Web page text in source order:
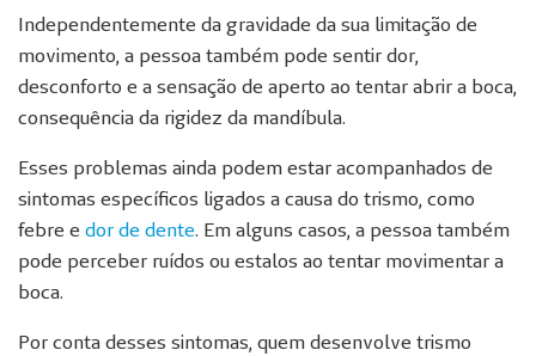
Independentemente da gravidade da sua limitação de
movimento, a pessoa também pode sentir dor,
desconforto e a sensação de aperto ao tentar abrir a boca,
consequência da rigidez da mandíbula.
Esses problemas ainda podem estar acompanhados de
sintomas específicos ligados a causa do trismo, como
febre e dor de dente. Em alguns casos, a pessoa também
pode perceber ruídos ou estalos ao tentar movimentar a
boca.
Por conta desses sintomas, quem desenvolve trismo